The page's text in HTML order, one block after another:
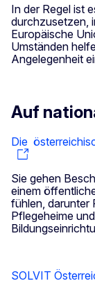
In der Regel ist
durchzusetzen,
Europäische
Umständen
Angelegenheit
Auf
Die
Sie gehen
einem
fühlen, darunter
Pflegeheime
SOLVIT